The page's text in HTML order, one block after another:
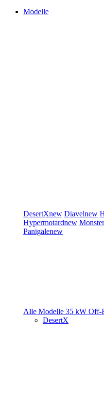
Modelle
DesertXnew Diavelnew
Hypermotardnew Monster
Panigalenew
Alle Modelle 35 kW Off-
DesertX